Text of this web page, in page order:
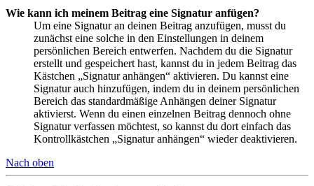
Wie kann ich meinem Beitrag eine Signatur anfügen?
Um eine Signatur an deinen Beitrag anzufügen, musst du
zunächst eine solche in den Einstellungen in deinem
persönlichen Bereich entwerfen. Nachdem du die Signatur
erstellt und gespeichert hast, kannst du in jedem Beitrag das
Kästchen „Signatur anhängen“ aktivieren. Du kannst eine
Signatur auch hinzufügen, indem du in deinem persönlichen
Bereich das standardmäßige Anhängen deiner Signatur
aktivierst. Wenn du einen einzelnen Beitrag dennoch ohne
Signatur verfassen möchtest, so kannst du dort einfach das
Kontrollkästchen „Signatur anhängen“ wieder deaktivieren.
Nach oben